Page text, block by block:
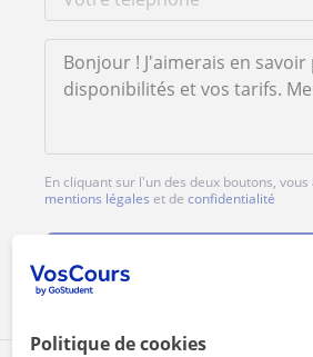
En cliquant sur l'un des deux boutons, vous
mentions légales et de confidentialité
Politique de cookies